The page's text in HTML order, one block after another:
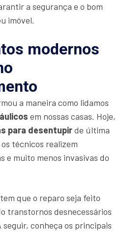
a segurança e o bom
imóvel.
modernos
a maneira como lidamos
em nossas casas. Hoje,
para desentupirde última
técnicos realizem
e muito menos invasivas do
que o reparo seja feito
transtornos desnecessários
seguir, conheça os principais